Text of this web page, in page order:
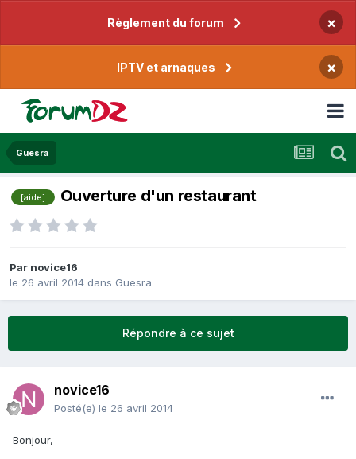
Règlement du forum ×
IPTV et arnaques ×
Guesra
[aide] Ouverture d'un restaurant
Par novice16
le 26 avril 2014 dans Guesra
Répondre à ce sujet
novice16
Posté(e) le 26 avril 2014
Bonjour,